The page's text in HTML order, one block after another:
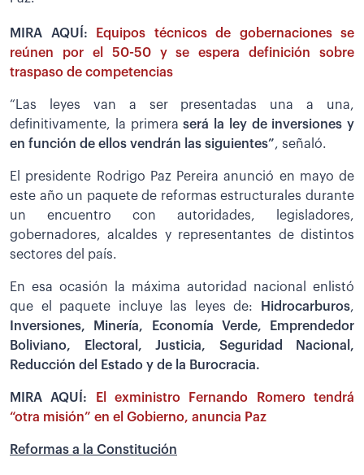
MIRA AQUÍ:
Equipos técnicos de gobernaciones se
reúnen por el 50-50 y se espera definición sobre
traspaso de competencias
“Las leyes van a ser presentadas una a una,
definitivamente, la primeraserá la ley de inversiones y
en función de ellos vendrán las siguientes”, señaló.
El presidente Rodrigo Paz Pereira anunció en mayo de
este año un paquete de reformas estructurales durante
un encuentro con autoridades, legisladores,
gobernadores, alcaldes y representantes de distintos
sectores del país.
En esa ocasión la máxima autoridad nacional enlistó
que el paquete incluye las leyes de:
Hidrocarburos,
Inversiones, Minería, Economía Verde, Emprendedor
Boliviano, Electoral, Justicia, Seguridad Nacional,
Reducción del Estado y de la Burocracia.
MIRA AQUÍ:
El exministro Fernando Romero tendrá
“otra misión” en el Gobierno, anuncia Paz
Reformas a la Constitución